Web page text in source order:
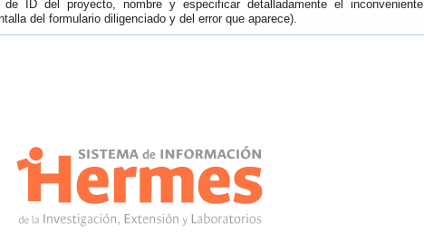
ID del proyecto, nombre y especificar detalladamente el inconveniente
del formulario diligenciado y del error que aparece).